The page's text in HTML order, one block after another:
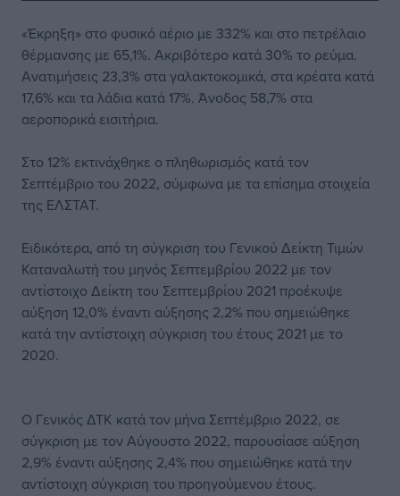
«Έκρηξη» στο φυσικό αέριο με 332% και στο πετρέλαιο
θέρμανσης με 65,1%. Ακριβότερο κατά 30% το ρεύμα.
Ανατιμήσεις 23,3% στα γαλακτοκομικά, στα κρέατα κατά
17,6% και τα λάδια κατά 17%. Άνοδος 58,7% στα
αεροπορικά εισιτήρια.
Στο 12% εκτινάχθηκε ο πληθωρισμός κατά τον
Σεπτέμβριο του 2022, σύμφωνα με τα επίσημα στοιχεία
της ΕΛΣΤΑΤ.
Ειδικότερα, από τη σύγκριση του Γενικού Δείκτη Τιμών
Καταναλωτή του μηνός Σεπτεμβρίου 2022 με τον
αντίστοιχο Δείκτη του Σεπτεμβρίου 2021 προέκυψε
αύξηση 12,0% έναντι αύξησης 2,2% που σημειώθηκε
κατά την αντίστοιχη σύγκριση του έτους 2021 με το
2020.
Ο Γενικός ΔΤΚ κατά τον μήνα Σεπτέμβριο 2022, σε
σύγκριση με τον Αύγουστο 2022, παρουσίασε αύξηση
2,9% έναντι αύξησης 2,4% που σημειώθηκε κατά την
αντίστοιχη σύγκριση του προηγούμενου έτους.